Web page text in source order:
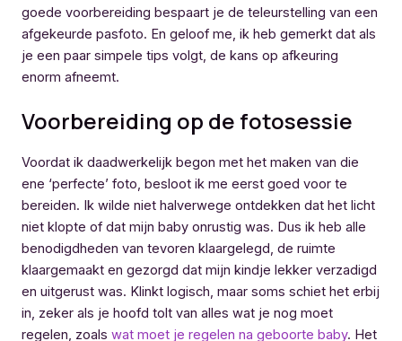
goede voorbereiding bespaart je de teleurstelling van een
afgekeurde pasfoto. En geloof me, ik heb gemerkt dat als
je een paar simpele tips volgt, de kans op afkeuring
enorm afneemt.
Voorbereiding op de fotosessie
Voordat ik daadwerkelijk begon met het maken van die
ene ‘perfecte’ foto, besloot ik me eerst goed voor te
bereiden. Ik wilde niet halverwege ontdekken dat het licht
niet klopte of dat mijn baby onrustig was. Dus ik heb alle
benodigdheden van tevoren klaargelegd, de ruimte
klaargemaakt en gezorgd dat mijn kindje lekker verzadigd
en uitgerust was. Klinkt logisch, maar soms schiet het erbij
in, zeker als je hoofd tolt van alles wat je nog moet
regelen, zoals wat moet je regelen na geboorte baby. Het